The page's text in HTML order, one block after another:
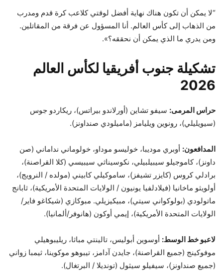
“لا يمكن أن تكون هناك نهاية أفضل لوقتي كلاعب كرة قدم ومدرب
من الذهاب إلى كأس العالم. أنا المسؤول عن فرقة من المقاتلين.
ومن يدري ما الذي يمكن أن نحققه؟».
تشكيلة جنوب أفريقيا لكأس العالم
2026
حراس المرمى: سيفو تشاين (أورلاندو بيراتس)، ريكاردو جوس
(سيويليلي)، رونوين ويليامز (ماميلودي صنداونز).
المدافعون: أوبري موديبا، خوليسو موداو، خولوماني نداماني (صن
داونز)، كاموجيلو سيبيلبيلي، نكوسيناثي سيبيسي (كلا القراصنة)،
برادلي كروس (كايزر تشيفز)، ساموكيلي كابيني (مولده / النرويج)،
أولويثو ماخانيا (فيلادلفيا يونيون / الولايات المتحدة الأمريكية)، ثابانج
ماتولودي (بولوكواني سيتي)، مبيكيزيلي. مبوكازي (شيكاغو فاير/
الولايات المتحدة الأمريكية)، إيمي أوكون (هانوفر/ألمانيا).
لاعبو خط الوسط: أوسوين أبوليس، تالينتي مباثا، ريليبوهيلي
موفوكينج (جميع القراصنة)، جايدن آدامز، تيبوهو موكوينا، ثيمبا زواني
(جميع صنداونز)، سيفيلو سيثول (تونديلا / البرتغال).